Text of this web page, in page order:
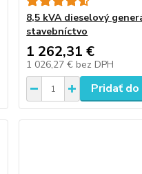
8,5 kVA dieselový
stavebníctvo
1 262,31 €
1 026,27 € bez DPH
Pridať do